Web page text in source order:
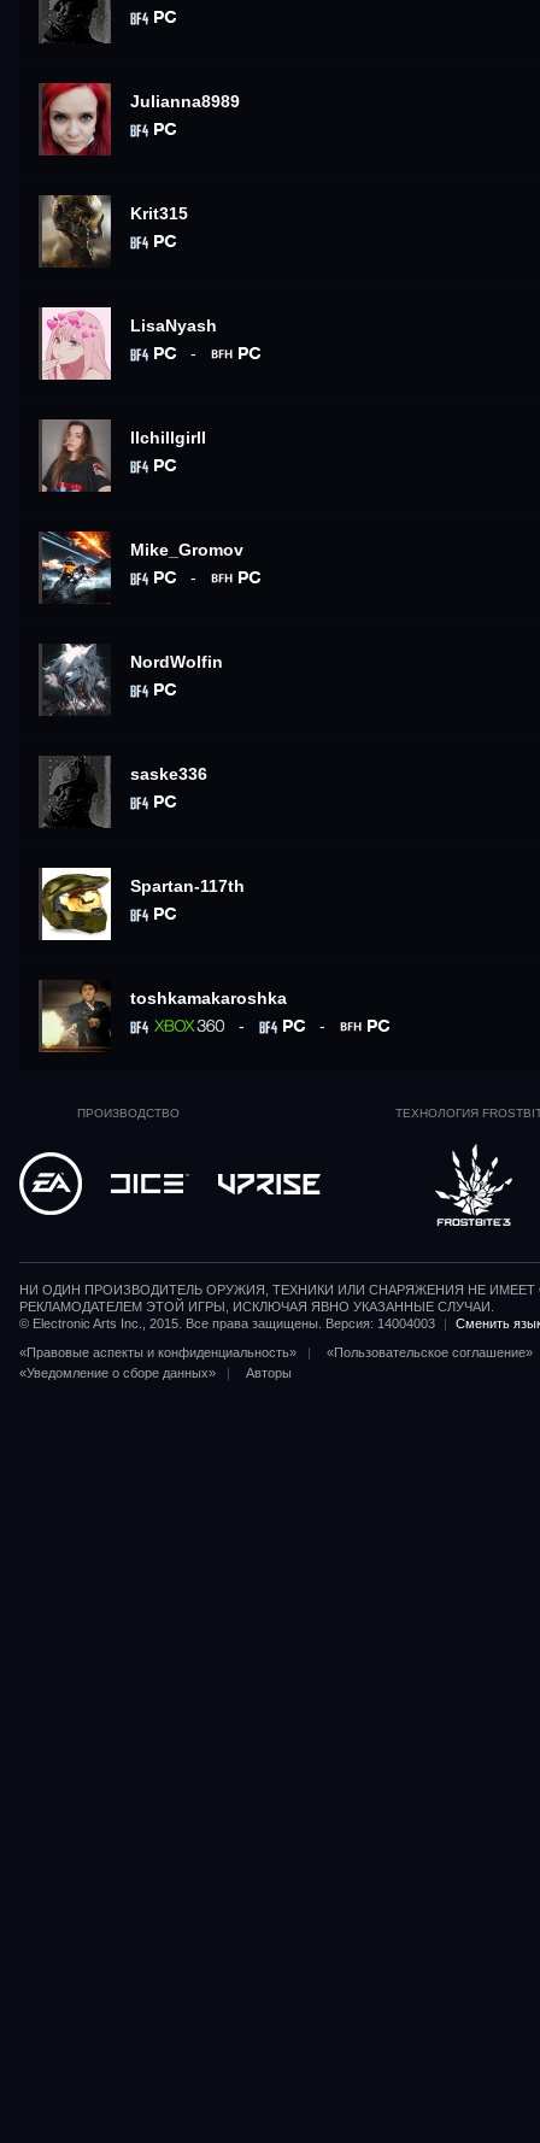
Julianna8989
Krit315
LisaNyash
-
llchillgirll
Mike_Gromov
-
NordWolfin
saske336
Spartan-117th
toshkamakaroshka
-
-
ПРОИЗВОДСТВО ТЕХНОЛОГИЯ
НИ ОДИН ПРОИЗВОДИТЕЛЬ ОРУЖИЯ, ТЕХНИКИ ИЛИ СНАРЯЖЕНИЯ НЕ
РЕКЛАМОДАТЕЛЕМ ЭТОЙ ИГРЫ, ИСКЛЮЧАЯ ЯВНО УКАЗАННЫЕ СЛУЧАИ.
© Electronic Arts Inc., 2015. Все права защищены. Версия: 14004003
|
Сменить
«Правовые аспекты и конфиденциальность»
|
«Пользовательское соглашение»
«Уведомление о сборе данных»
| Авторы